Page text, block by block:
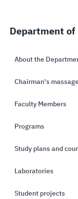
Department
About the
Chairman's
Faculty Members
Programs
Study plans and
Laboratories
Student projects